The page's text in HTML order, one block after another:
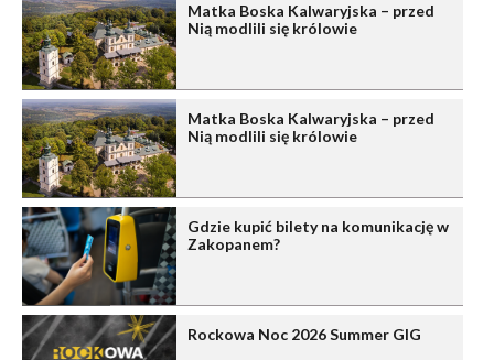
Matka Boska Kalwaryjska – przed
Nią modlili się królowie
Matka Boska Kalwaryjska – przed
Nią modlili się królowie
Gdzie kupić bilety na komunikację w
Zakopanem?
Rockowa Noc 2026 Summer GIG